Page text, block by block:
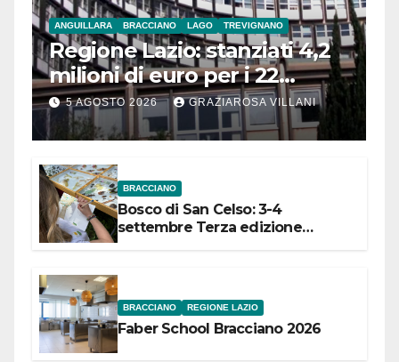
ANGUILLARA BRACCIANO LAGO TREVIGNANO
Regione Lazio: stanziati 4,2
milioni di euro per i 22
Comuni dell’Etruria
Meridionale
5 AGOSTO 2026 GRAZIAROSA VILLANI
BRACCIANO
Bosco di San Celso: 3-4
settembre Terza edizione
BRACCIANO REGIONE LAZIO
Faber School Bracciano 2026